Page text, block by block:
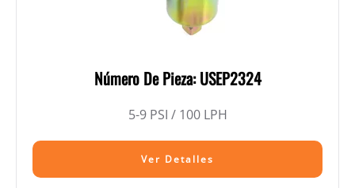
Número De Pieza: USEP2324
5-9 PSI / 100 LPH
Ver Detalles